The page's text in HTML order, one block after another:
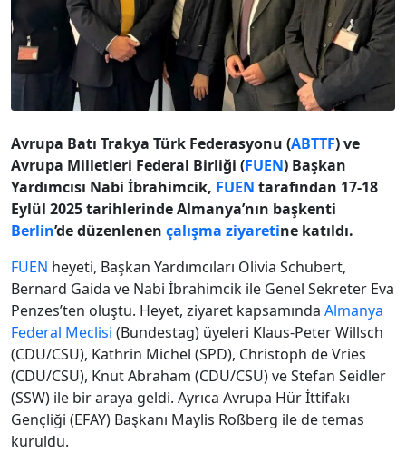
Avrupa Batı Trakya Türk Federasyonu (ABTTF) ve
Avrupa Milletleri Federal Birliği (FUEN) Başkan
Yardımcısı Nabi İbrahimcik, FUEN tarafından 17-18
Eylül 2025 tarihlerinde Almanya’nın başkenti
Berlin’de düzenlenen çalışma ziyaretine katıldı.
FUEN heyeti, Başkan Yardımcıları Olivia Schubert,
Bernard Gaida ve Nabi İbrahimcik ile Genel Sekreter Eva
Penzes’ten oluştu. Heyet, ziyaret kapsamında Almanya
Federal Meclisi (Bundestag) üyeleri Klaus-Peter Willsch
(CDU/CSU), Kathrin Michel (SPD), Christoph de Vries
(CDU/CSU), Knut Abraham (CDU/CSU) ve Stefan Seidler
(SSW) ile bir araya geldi. Ayrıca Avrupa Hür İttifakı
Gençliği (EFAY) Başkanı Maylis Roßberg ile de temas
kuruldu.